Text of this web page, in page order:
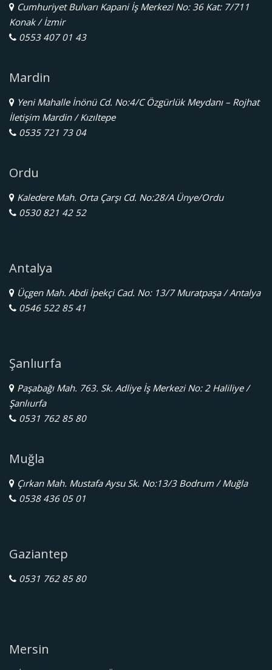
Cumhuriyet Bulvarı Kapani İş Merkezi No: 36 Kat: 7/711
Konak / İzmir
0553 407 01 43
Mardin
Yeni Mahalle İnönü Cd. No:4/C Özgürlük Meydanı – Rojhat
İletişim Mardin / Kızıltepe
0535 721 73 04
Ordu
Kaledere Mah. Orta Çarşı Cd. No:28/A Ünye/Ordu
0530 821 42 52
Antalya
Üçgen Mah. Abdi İpekçi Cad. No: 13/7 Muratpaşa / Antalya
0546 522 85 41
Şanlıurfa
Paşabağı Mah. 763. Sk. Adliye İş Merkezi No: 2 Haliliye /
Şanlıurfa
0531 762 85 80
Muğla
Çırkan Mah. Mustafa Aysu Sk. No:13/3 Bodrum / Muğla
0538 436 05 01
Gaziantep
0531 762 85 80
Mersin